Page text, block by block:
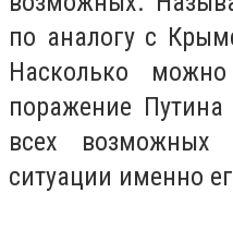
по аналогу с
Насколько можно
поражение
всех возможных
ситуации именно